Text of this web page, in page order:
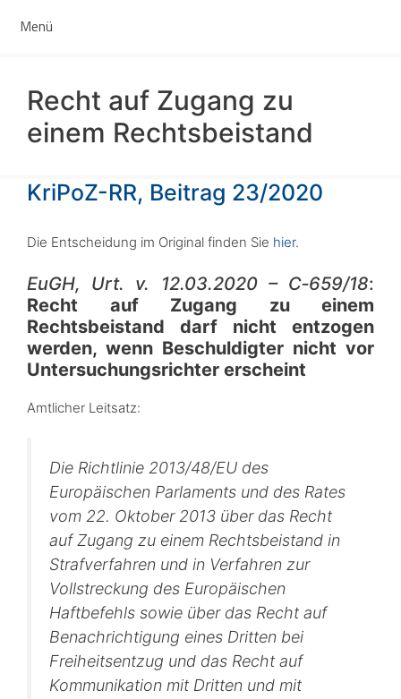
InhaltMenü
Recht auf Zugang zu
einem Rechtsbeistand
KriPoZ-RR, Beitrag 23/2020
Die Entscheidung im Original finden Sie hier.
EuGH, Urt. v. 12.03.2020 – C‑659/18:
Recht auf Zugang zu einem
Rechtsbeistand darf nicht entzogen
werden, wenn Beschuldigter nicht vor
Untersuchungsrichter erscheint
Amtlicher Leitsatz:
Die Richtlinie 2013/48/EU des
Europäischen Parlaments und des Rates
vom 22. Oktober 2013 über das Recht
auf Zugang zu einem Rechtsbeistand in
Strafverfahren und in Verfahren zur
Vollstreckung des Europäischen
Haftbefehls sowie über das Recht auf
Benachrichtigung eines Dritten bei
Freiheitsentzug und das Recht auf
Kommunikation mit Dritten und mit